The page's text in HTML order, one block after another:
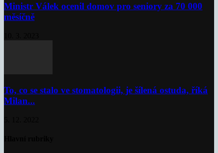
Ministr Válek ocenil domov pro seniory za 70 000
měsíčně
To, co se stalo ve stomatologii, je šílená ostuda, říká
Milan...